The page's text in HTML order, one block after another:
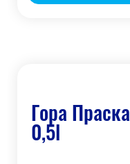
Гора Праска
0,5l